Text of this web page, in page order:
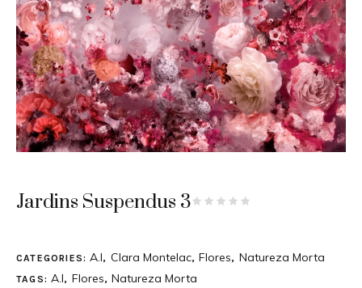
Jardins Suspendus 3
CATEGORIES:A.I, Clara Montelac, Flores, Natureza Morta
TAGS:A.I, Flores, Natureza Morta